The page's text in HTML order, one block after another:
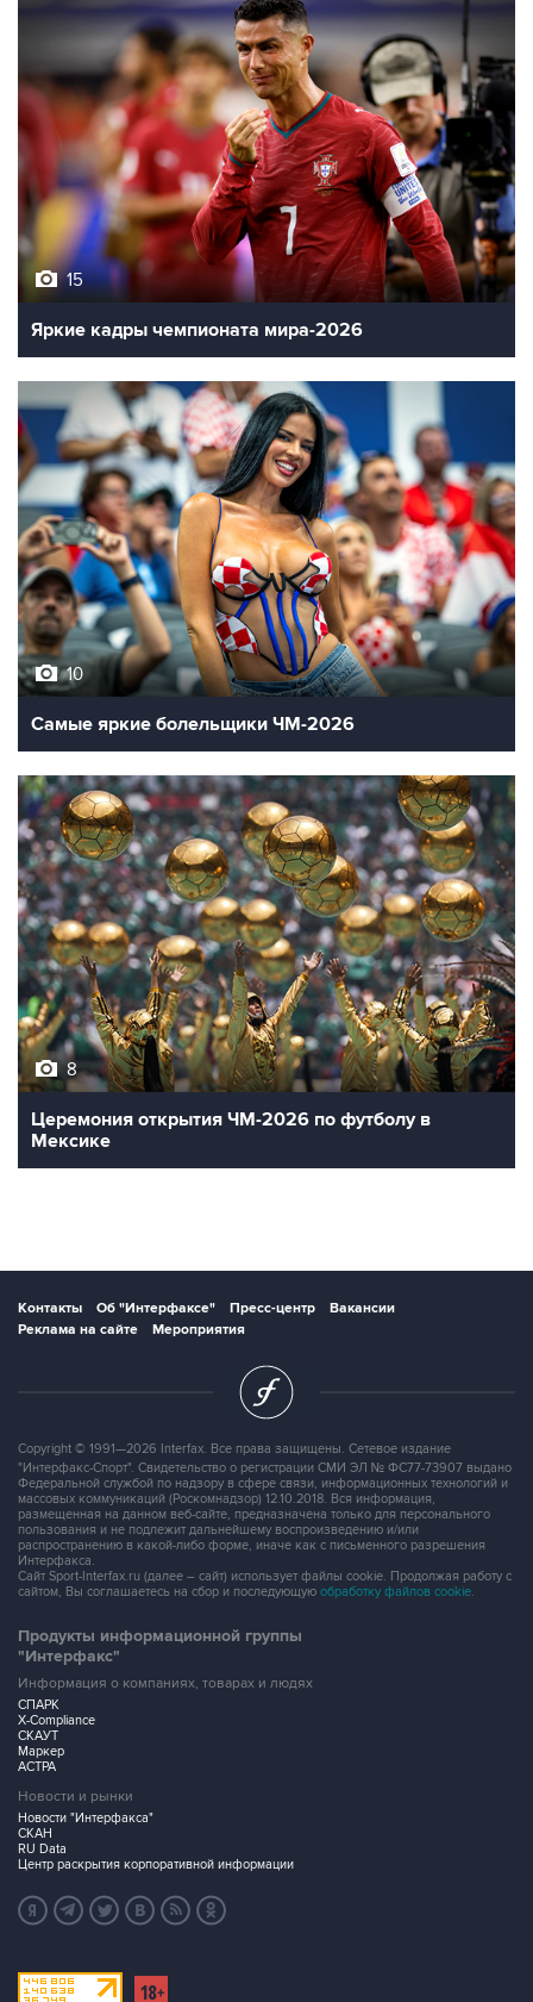
15
Яркие кадры чемпионата мира-2026
10
Самые яркие болельщики ЧМ-2026
8
Церемония открытия ЧМ-2026 по футболу в
Мексике
Контакты Об "Интерфаксе" Пресс-центр
Вакансии
Реклама на сайте
Мероприятия
Copyright © 1991—2026 Interfax. Все права защищены. Сетевое издание
"Интерфакс-Спорт". Свидетельство о регистрации СМИ ЭЛ № ФС77-73907 выдано
Федеральной службой по надзору в сфере связи, информационных технологий и
массовых коммуникаций (Роскомнадзор) 12.10.2018. Вся информация,
размещенная на данном веб-сайте, предназначена только для персонального
пользования и не подлежит дальнейшему воспроизведению и/или
распространению в какой-либо форме, иначе как с письменного разрешения
Интерфакса.
Сайт Sport-Interfax.ru (далее – сайт) использует файлы cookie. Продолжая работу с
сайтом, Вы соглашаетесь на сбор и последующую обработку файлов cookie.
Продукты информационной группы
"Интерфакс"
Информация о компаниях, товарах и людях
СПАРК
X-Compliance
СКАУТ
Маркер
АСТРА
Новости и рынки
Новости "Интерфакса"
СКАН
RU Data
Центр раскрытия корпоративной информации